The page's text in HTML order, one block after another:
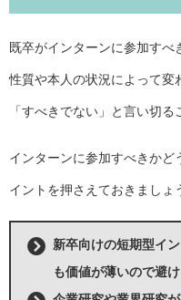
既卒がインターンに参加す
性質や本人の状況によって変
「すべきでない」と言い切る
インターンに参加すべきかど
イントを押さえておきましょ
新卒向けの短期型イ
も価値が薄いので避